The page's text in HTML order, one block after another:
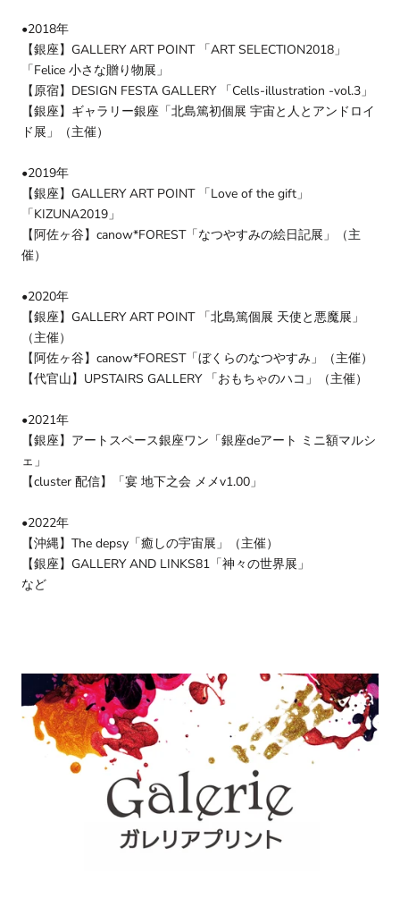
•2018年
【銀座】GALLERY ART POINT 「ART SELECTION2018」
「Felice 小さな贈り物展」
【原宿】DESIGN FESTA GALLERY 「Cells-illustration -vol.3」
【銀座】ギャラリー銀座「北島篤初個展 宇宙と人とアンドロイ
ド展」（主催）
•2019年
【銀座】GALLERY ART POINT 「Love of the gift」
「KIZUNA2019」
【阿佐ヶ谷】canow*FOREST「なつやすみの絵日記展」（主
催）
•2020年
【銀座】GALLERY ART POINT 「北島篤個展 天使と悪魔展」
（主催）
【阿佐ヶ谷】canow*FOREST「ぼくらのなつやすみ」（主催）
【代官山】UPSTAIRS GALLERY 「おもちゃのハコ」（主催）
•2021年
【銀座】アートスペース銀座ワン「銀座deアート ミニ額マルシ
ェ」
【cluster 配信】「宴 地下之会 メメv1.00」
•2022年
【沖縄】The depsy「癒しの宇宙展」（主催）
【銀座】GALLERY AND LINKS81「神々の世界展」
など